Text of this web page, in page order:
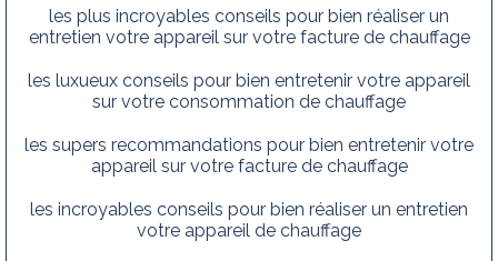
les plus incroyables conseils pour bien réaliser un
entretien votre appareil sur votre facture de chauffage
les luxueux conseils pour bien entretenir votre appareil
sur votre consommation de chauffage
les supers recommandations pour bien entretenir votre
appareil sur votre facture de chauffage
les incroyables conseils pour bien réaliser un entretien
votre appareil de chauffage